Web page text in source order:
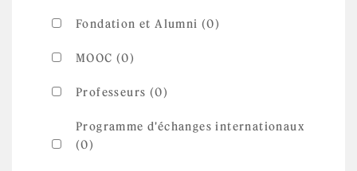
Fondation et Alumni (0)
MOOC (0)
Professeurs (0)
Programme d'échanges internationaux
(0)